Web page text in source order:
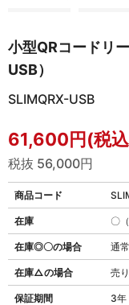
小型QRコードリ
USB）
SLIMQRX-USB
61,600円(税
税抜 56,000円
商品コード
在庫◎〇の場合 通
在庫△の場合 売
保証期間 3年
在庫 〇